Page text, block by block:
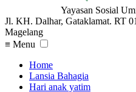
Yayasan Sosial
Jl. KH. Dalhar, Gataklamat. RT
Magelang
≡ Menu
Home
Lansia Bahagia
Hari anak yatim